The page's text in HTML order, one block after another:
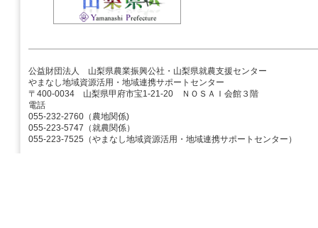
公益財団法人 山梨県農業振興公社・山梨県就農支援センター
やまなし地域資源活用・地域連携サポートセンター
〒400-0034 山梨県甲府市宝1-21-20 ＮＯＳＡＩ会館３階
電話
055-232-2760（農地関係)
055-223-5747（就農関係）
055-223-7525（やまなし地域資源活用・地域連携サポートセンター）